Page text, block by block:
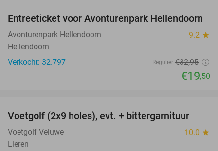
41%
Entreeticket voor Avonturenpark Hellendoorn
Avonturenpark Hellendoorn 9.2 star
Hellendoorn
Verkocht: 32.797
Regulier €32,95
€19,50
40%
Voetgolf (2x9 holes), evt. + bittergarnituur
Voetgolf Veluwe 10.0 star
Lieren